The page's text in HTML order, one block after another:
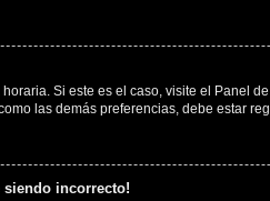
Si este es el caso, visite el Panel
las demás preferencias, debe estar
siendo incorrecto!